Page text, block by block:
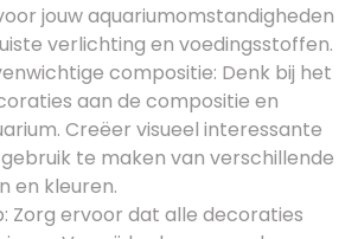
jouw aquariumomstandigheden
verlichting en voedingsstoffen.
compositie: Denk bij het
aan de compositie en
Creëer visueel interessante
te maken van verschillende
en kleuren.
Zorg ervoor dat alle decoraties